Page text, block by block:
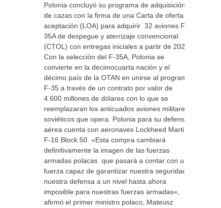
Polonia concluyó su programa de adquisición
de cazas con la firma de una Carta de oferta y
aceptación (LOA) para adquirir 32 aviones F-
35A de despegue y aterrizaje convencional
(CTOL) con entregas iniciales a partir de 2024.
Con la selección del F-35A, Polonia se
convierte en la decimocuarta nación y el
décimo país de la OTAN en unirse al programa
F-35 a través de un contrato por valor de
4.600 millones de dólares con lo que se
reemplazaran los anticuados aviones militares
soviéticos que opera. Polonia para su defensa
aérea cuenta con aeronaves Lockheed Martin
F-16 Block 50. «Esta compra cambiará
definitivamente la imagen de las fuerzas
armadas polacas que pasará a contar con una
fuerza capaz de garantizar nuestra seguridad y
nuestra defensa a un nivel hasta ahora
imposible para nuestras fuerzas armadas«,
afirmó el primer ministro polaco, Mateusz